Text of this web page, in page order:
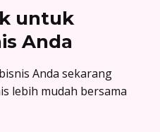
untuk
Anda
Anda sekarang
lebih mudah bersama